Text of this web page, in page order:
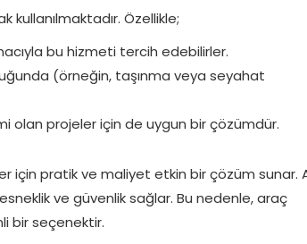
Özellikle;
bu hizmeti tercih edebilirler.
(örneğin, taşınma veya seyahat
olan projeler için de uygun bir çözümdür.
için pratik ve maliyet etkin bir çözüm sunar.
ve güvenlik sağlar. Bu nedenle, araç
bir seçenektir.